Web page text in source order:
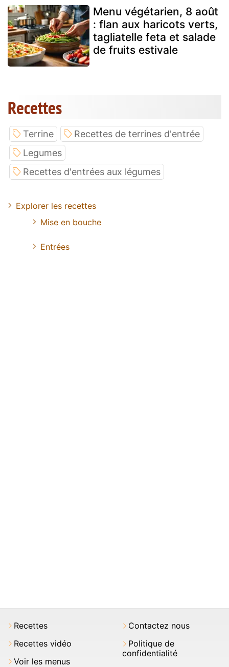
Menu végétarien, 8 août
: flan aux haricots verts,
tagliatelle feta et salade
de fruits estivale
Recettes
Terrine
Recettes de terrines d'entrée
Legumes
Recettes d'entrées aux légumes
Explorer les recettes
Mise en bouche
Entrées
Recettes
Recettes vidéo
Voir les menus
Contactez nous
Politique de
confidentialité